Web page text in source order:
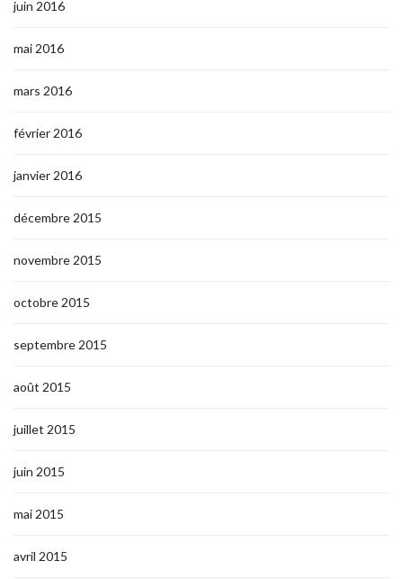
juin 2016
mai 2016
mars 2016
février 2016
janvier 2016
décembre 2015
novembre 2015
octobre 2015
septembre 2015
août 2015
juillet 2015
juin 2015
mai 2015
avril 2015